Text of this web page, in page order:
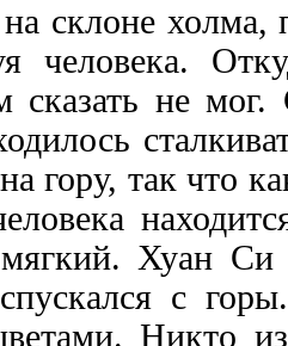
холма,
человека.
сказать не
гору, так что
Хуан Си
с
Никто